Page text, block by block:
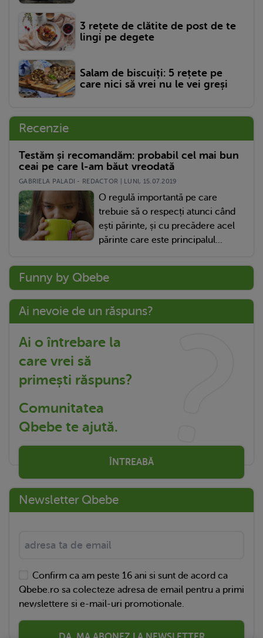
3 rețete de clătite de post de te
lingi pe degete
Salam de biscuiți: 5 rețete pe
care nici să vrei nu le vei greși
Recenzie
Testăm și recomandăm: probabil cel mai bun
ceai pe care l-am băut vreodată
GABRIELA PALADI - REDACTOR | LUNI, 15.07.2019
O regulă importantă pe care
trebuie să o respecți atunci când
ești părinte, și cu precădere acel
părinte care este principalul...
Funny by Qbebe
Ai nevoie de un răspuns?
Ai o întrebare la
care vrei să
primești răspuns?
Comunitatea
Qbebe te ajută.
ÎNTREABĂ
Newsletter Qbebe
Confirm ca am peste 16 ani si sunt de acord ca
Qbebe.ro sa colecteze adresa de email pentru a primi
newslettere si e-mail-uri promotionale.